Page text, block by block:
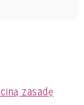
zasadę